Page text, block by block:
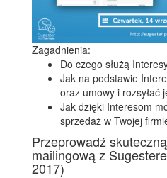
Zagadnienia:
Do czego służą
Jak na podstawie
oraz umowy i rozsyłać
Jak dzięki Interesom
sprzedaż w Twojej
Przeprowadź
mailingową z
2017)